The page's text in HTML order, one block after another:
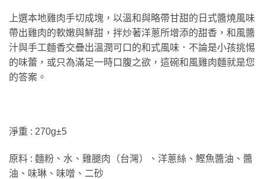
上選本地雞肉手切成塊，以溫和與略帶甘甜的日式醬燒風味
帶出雞肉的軟嫩與鮮甜，拌炒著洋蔥所增添的甜香，和風醬
汁與手工麵香交疊出溫潤可口的和式風味．不論是小孩挑惕
的味蕾，或只為滿足一時口腹之欲，這碗和風雞肉麵就是您
的答案。
淨重 : 270g±5
原料 : 麵粉、水、雞腿肉（台灣）、洋蔥絲、鰹魚醬油、醬
油、味琳、味噌、二砂